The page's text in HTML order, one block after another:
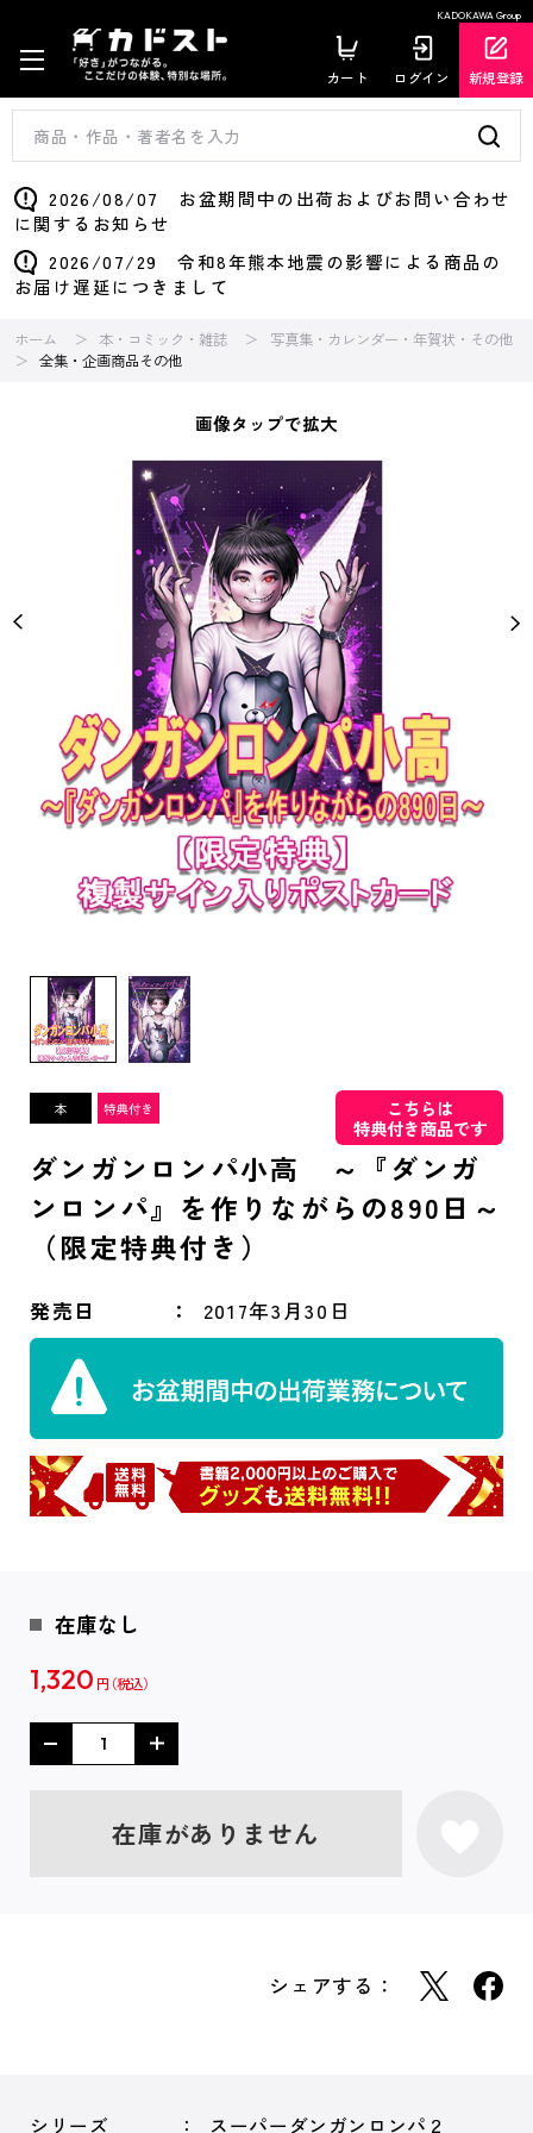
KADOKAWA Group
カート ログイン 新規登録
2026/08/07 お盆期間中の出荷およびお問い合わせ
に関するお知らせ
2026/07/29 令和8年熊本地震の影響による商品の
お届け遅延につきまして
ホーム 本・コミック・雑誌
写真集・カレンダー・年賀状・その他
全集・企画商品その他
画像タップで拡大
こちらは
特典付き商品です
ダンガンロンパ小高 ～『ダンガ
ンロンパ』を作りながらの890日～
（限定特典付き）
発売日 2017年3月30日
在庫なし
1,320 円
在庫がありません
シェアする：
シリーズ スーパーダンガンロンパ２